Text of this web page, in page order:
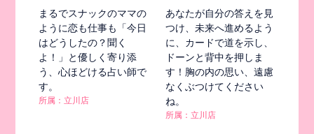
まるでスナックのママの
ように恋も仕事も「今日
はどうしたの？聞く
よ！」と優しく寄り添
う、心ほどける占い師で
す。
所属：立川店
あなたが自分の答えを見
つけ、未来へ進めるよう
に、カードで道を示し、
ドーンと背中を押しま
す！胸の内の思い、遠慮
なくぶつけてください
ね。
所属：立川店